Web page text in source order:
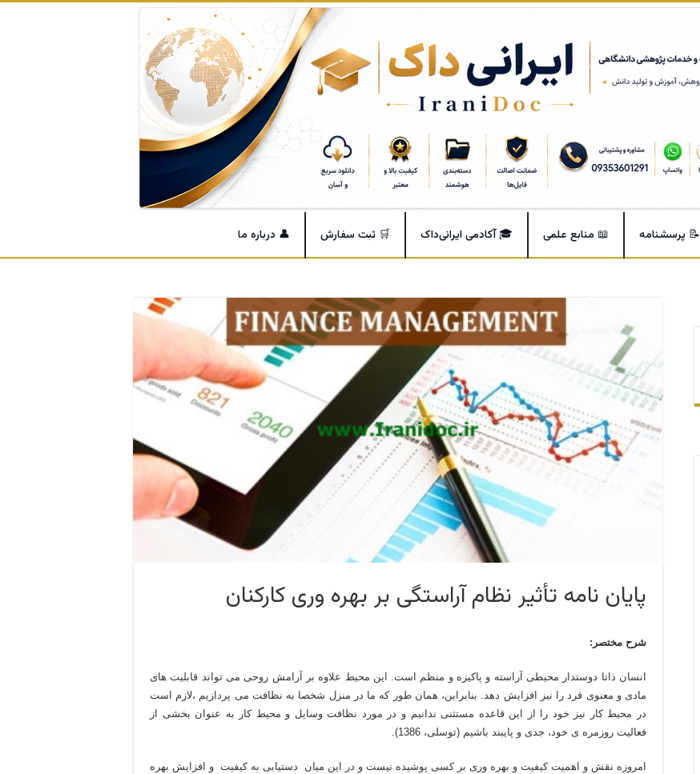
📝 پرسشنامه 📖 منابع علمی 🎓 آکادمی ایرانی‌داک 🛒 ثبت سفارش 👤 درباره ما
پایان نامه تأثیر نظام آراستگی بر بهره وری کارکنان
شرح مختصر:
انسان ذاتا دوستدار محیطی آراسته و پاکیزه و منظم است. این محیط علاوه بر آرامش روحی می تواند قابلیت های
مادی و معنوی فرد را نیز افزایش دهد. بنابراین، همان طور که ما در منزل شخصا به نظافت می پردازیم ،لازم است
در محیط کار نیز خود را از این قاعده مستثنی ندانیم و در مورد نظافت وسایل و محیط کار به عنوان بخشی از
فعالیت روزمره ی خود، جدی و پایبند باشیم (توسلی، 1386).
امروزه نقش و اهمیت كیفیت و بهره وری بر كسی پوشیده نیست و در این میان دستیابی به كیفیت و افزایش بهره